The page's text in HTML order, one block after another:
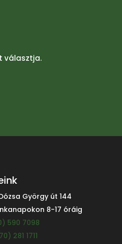
választja.
György út 144
8-17 óráig
590 7098
281 1711